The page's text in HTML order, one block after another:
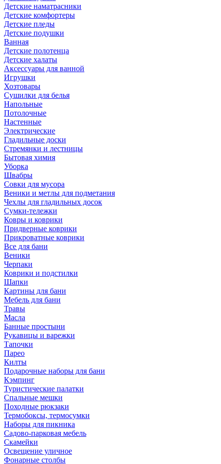
Детские наматрасники
Детские комфортеры
Детские пледы
Детские подушки
Ванная
Детские полотенца
Детские халаты
Аксессуары для ванной
Игрушки
Хозтовары
Сушилки для белья
Напольные
Потолочные
Настенные
Электрические
Гладильные доски
Стремянки и лестницы
Бытовая химия
Уборка
Швабры
Совки для мусора
Веники и метлы для подметания
Чехлы для гладильных досок
Сумки-тележки
Ковры и коврики
Придверные коврики
Прикроватные коврики
Все для бани
Веники
Черпаки
Коврики и подстилки
Шапки
Картины для бани
Мебель для бани
Травы
Масла
Банные простыни
Рукавицы и варежки
Тапочки
Парео
Килты
Подарочные наборы для бани
Кэмпинг
Туристические палатки
Спальные мешки
Походные рюкзаки
Термобоксы, термосумки
Наборы для пикника
Садово-парковая мебель
Скамейки
Освещение уличное
Фонарные столбы